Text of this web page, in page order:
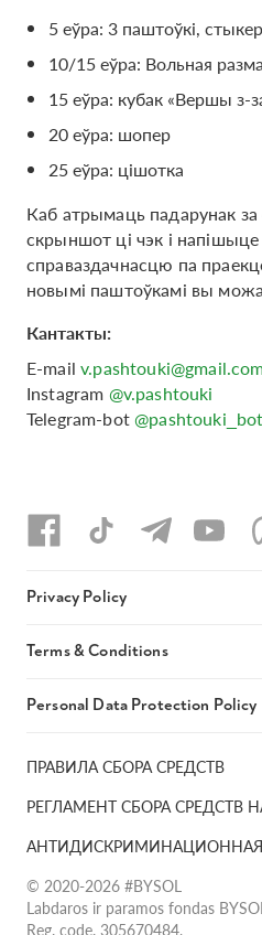
5 еўра: 3 паштоўкі,
10/15 еўра: Вольная
15 еўра: кубак «Вершы з-
20 еўра: шопер
25 еўра: цішотка
Каб атрымаць падарунак
скрыншот ці чэк і
справаздачнасцю па
новымі паштоўкамі вы
Кантакты:
E-mail
Instagram @v.pashtouki
Telegram-bot@pashtouki_bot
ПРАВИЛА СБОРА СРЕДСТВ
РЕГЛАМЕНТ СБОРА СРЕДСТВ
© 2020-2026 #BYSOL
Labdaros ir paramos fondas
Reg. code. 305670484,
Privacy Policy
Terms & Conditions
Personal Data Protection Policy